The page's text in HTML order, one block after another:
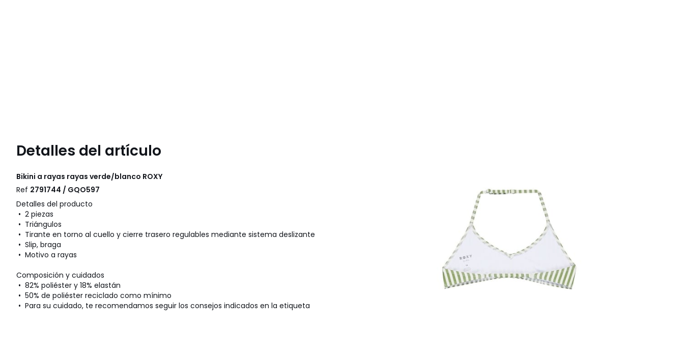
Detalles del artículo
Bikini a rayas rayas verde/blanco ROXY
Ref 2791744 / GQO597
Detalles del producto
• 2 piezas
• Triángulos
• Tirante en torno al cuello y cierre trasero regulables mediante sistema deslizante
• Slip, braga
• Motivo a rayas
Composición y cuidados
• 82% poliéster y 18% elastán
• 50% de poliéster reciclado como mínimo
• Para su cuidado, te recomendamos seguir los consejos indicados en la etiqueta